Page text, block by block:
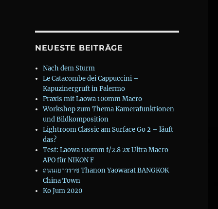
NEUESTE BEITRÄGE
Nach dem Sturm
Le Catacombe dei Cappuccini –
Kapuzinergruft in Palermo
Praxis mit Laowa 100mm Macro
Workshop zum Thema Kamerafunktionen
und Bildkomposition
Lightroom Classic am Surface Go 2 – läuft
das?
Test: Laowa 100mm f/2.8 2x Ultra Macro
APO für NIKON F
ถนนเยาวราช Thanon Yaowarat BANGKOK
China Town
Ko Jum 2020